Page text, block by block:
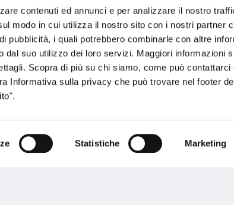
contenuti ed annunci e per analizzare il nostro
modo in cui utilizza il nostro sito con i nostri partner
pubblicità, i quali potrebbero combinarle con altre
dal suo utilizzo dei loro servizi. Maggiori informazioni
Scopra di più su chi siamo, come può contattarci
Informativa sulla privacy che può trovare nel footer
Statistiche Marketing
di informazioni?
vicina a te e parla con un